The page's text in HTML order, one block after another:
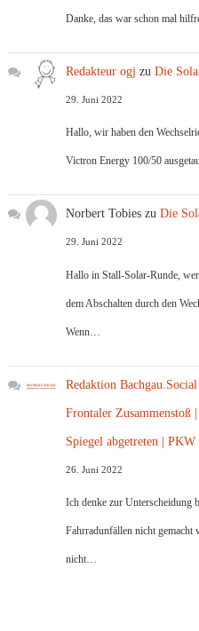
Danke, das war schon mal
Redakteur ogj zuDie
29. Juni 2022
Hallo, wir haben den
Victron Energy 100/50
Norbert Tobies zuDie
29. Juni 2022
Hallo in Stall-Solar-Runde,
dem Abschalten durch den
Wenn…
Redaktion Bachgau.Social
Frontaler Zusammenstoß
Spiegel abgetreten |
26. Juni 2022
Ich denke zur Unterscheidung
Fahrradunfällen nicht
nicht…